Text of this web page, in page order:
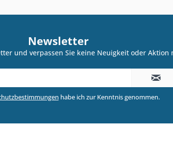
Newsletter
und verpassen Sie keine Neuigkeit oder Aktion
habe ich zur Kenntnis genommen.